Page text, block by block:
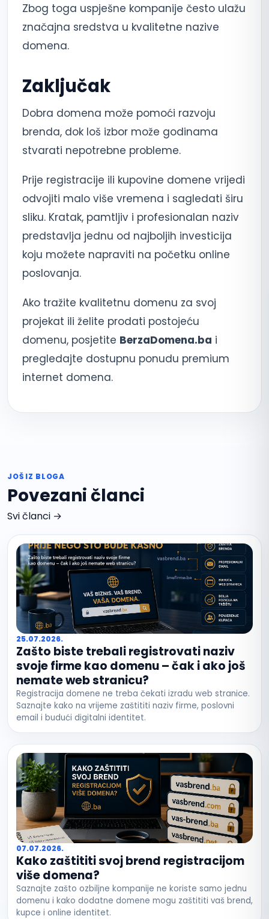
Zbog toga uspješne kompanije često ulažu
značajna sredstva u kvalitetne nazive
domena.
Zaključak
Dobra domena može pomoći razvoju
brenda, dok loš izbor može godinama
stvarati nepotrebne probleme.
Prije registracije ili kupovine domene vrijedi
odvojiti malo više vremena i sagledati širu
sliku. Kratak, pamtljiv i profesionalan naziv
predstavlja jednu od najboljih investicija
koju možete napraviti na početku online
poslovanja.
Ako tražite kvalitetnu domenu za svoj
projekat ili želite prodati postojeću
domenu, posjetite BerzaDomena.ba i
pregledajte dostupnu ponudu premium
internet domena.
JOŠ IZ BLOGA
Povezani članci
Svi članci →
25.07.2026.
Zašto biste trebali registrovati naziv
svoje firme kao domenu – čak i ako još
nemate web stranicu?
Registracija domene ne treba čekati izradu web stranice.
Saznajte kako na vrijeme zaštititi naziv firme, poslovni
email i budući digitalni identitet.
07.07.2026.
Kako zaštititi svoj brend registracijom
više domena?
Saznajte zašto ozbiljne kompanije ne koriste samo jednu
domenu i kako dodatne domene mogu zaštititi vaš brend,
kupce i online identitet.